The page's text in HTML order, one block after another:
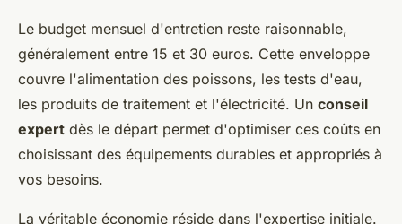
Le budget mensuel d'entretien reste raisonnable,
généralement entre 15 et 30 euros. Cette enveloppe
couvre l'alimentation des poissons, les tests d'eau,
les produits de traitement et l'électricité. Un conseil
expert dès le départ permet d'optimiser ces coûts en
choisissant des équipements durables et appropriés à
vos besoins.
La véritable économie réside dans l'expertise initiale.